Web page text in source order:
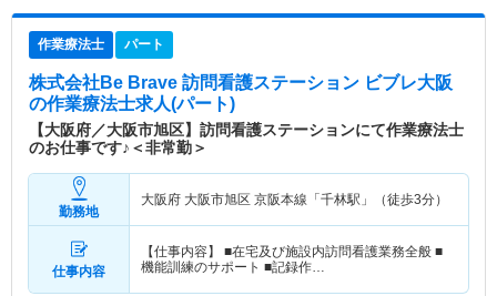
作業療法士 パート
株式会社Be Brave 訪問看護ステーション ビブレ大阪
の作業療法士求人(パート)
【大阪府／大阪市旭区】訪問看護ステーションにて作業療法士
のお仕事です♪＜非常勤＞
勤務地
大阪府 大阪市旭区 京阪本線「千林駅」（徒歩3分）
仕事内容
【仕事内容】 ■在宅及び施設内訪問看護業務全般 ■
機能訓練のサポート ■記録作…